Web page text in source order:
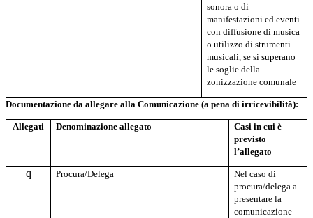
sonora o di
manifestazioni ed eventi
con diffusione di musica
o utilizzo di strumenti
musicali, se si superano
le soglie della
zonizzazione comunale
Documentazione da allegare alla Comunicazione (a pena di irricevibilità):
Allegati Denominazione allegato
Casi in cui è
previsto
l’allegato
q Procura/Delega
Nel caso di
procura/delega a
presentare la
comunicazione